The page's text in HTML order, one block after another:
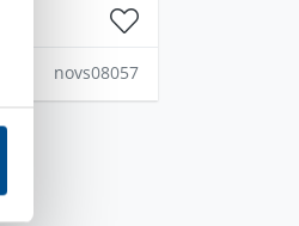
novs08057